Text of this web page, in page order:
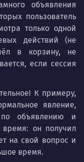
объявления
пользователь
только одной
действий (не
в корзину, не
если сессия
К примеру,
явление,
по объявлению и
он получил
на свой вопрос и
время.